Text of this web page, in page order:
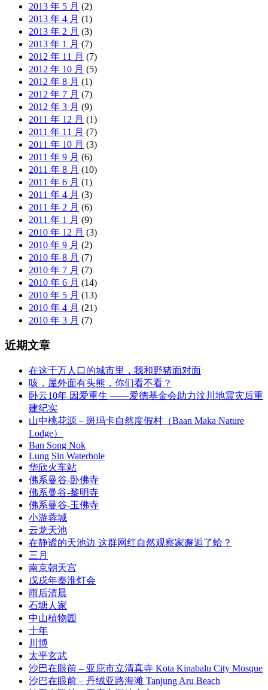
2013 年 5 月 (2)
2013 年 4 月 (1)
2013 年 2 月 (3)
2013 年 1 月 (7)
2012 年 11 月 (7)
2012 年 10 月 (5)
2012 年 8 月 (1)
2012 年 7 月 (7)
2012 年 3 月 (9)
2011 年 12 月 (1)
2011 年 11 月 (7)
2011 年 10 月 (3)
2011 年 9 月 (6)
2011 年 8 月 (10)
2011 年 6 月 (1)
2011 年 4 月 (3)
2011 年 2 月 (6)
2011 年 1 月 (9)
2010 年 12 月 (3)
2010 年 9 月 (2)
2010 年 8 月 (7)
2010 年 7 月 (7)
2010 年 6 月 (14)
2010 年 5 月 (13)
2010 年 4 月 (21)
2010 年 3 月 (7)
近期文章
在这千万人口的城市里，我和野猪面对面
咳，屋外面有头熊，你们看不看？
卧云10年 因爱重生 ——爱德基金会助力汶川地震灾后重
建纪实
山中桃花源 – 斑玛卡自然度假村（Baan Maka Nature
Lodge）
Ban Song Nok
Lung Sin Waterhole
华欣火车站
佛系曼谷-卧佛寺
佛系曼谷-黎明寺
佛系曼谷-玉佛寺
小游蓉城
云龙天池
在静谧的天池边 这群网红自然观察家邂逅了蛤？
三月
南京朝天宫
戊戌年秦淮灯会
雨后清晨
石塘人家
中山植物园
十年
川博
太平玄武
沙巴在眼前 – 亚庇市立清真寺 Kota Kinabalu City Mosque
沙巴在眼前 – 丹绒亚路海滩 Tanjung Aru Beach